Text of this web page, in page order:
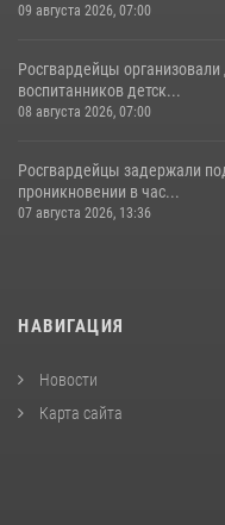
09 августа 2026, 07:00
Росгвардейцы
воспитанников детск...
08 августа 2026, 07:00
Росгвардейцы задержали
проникновении в час...
07 августа 2026, 13:36
НАВИГАЦИЯ
Новости
Карта сайта